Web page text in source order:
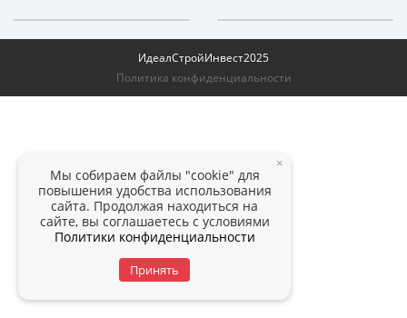
ИдеалСтройИнвест2025
Политика конфиденциальности
×
Мы собираем файлы "cookie" для
повышения удобства использования
сайта. Продолжая находиться на
сайте, вы соглашаетесь с условиями
Политики конфиденциальности
Принять